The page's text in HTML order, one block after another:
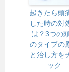
起きたら頭
した時の対
は？3つの
のタイプの
と治し方を
ック